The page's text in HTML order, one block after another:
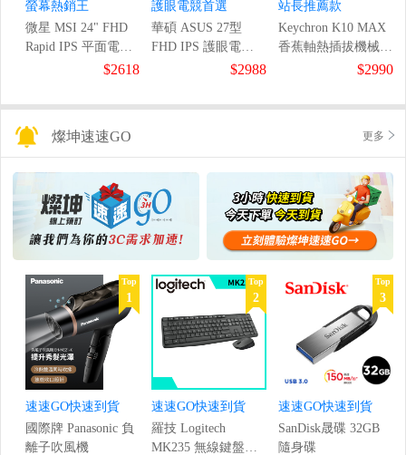
螢幕熱銷王
微星 MSI 24" FHD
Rapid IPS 平面電競
$2618
護眼電競首選
華碩 ASUS 27型
FHD IPS 護眼電競
$2988
站長推薦款
Keychron K10 MAX
香蕉軸熱插拔機械鍵
$2990
燦坤速速GO 更多
Top
1
速速GO快速到貨
國際牌 Panasonic 負
離子吹風機
Top
2
速速GO快速到貨
羅技 Logitech
MK235 無線鍵盤滑
Top
3
速速GO快速到貨
SanDisk晟碟 32GB
隨身碟